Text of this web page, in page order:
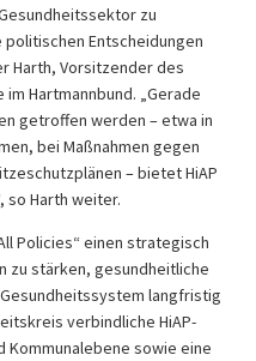
zu
Entscheidungen
Harth, Vorsitzender des
Hartmannbund. „Gerade
getroffen werden – etwa in
bei Maßnahmen gegen
– bietet HiAP
so Harth weiter.
Policies“ einen strategisch
zu stärken, gesundheitliche
langfristig
verbindliche HiAP-
Kommunalebene sowie eine